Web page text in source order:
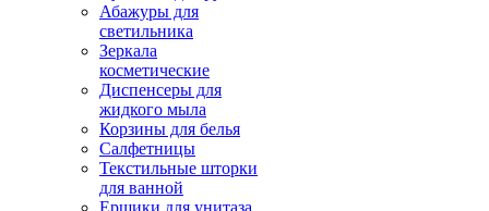
Абажуры для
светильника
Зеркала
косметические
Диспенсеры для
жидкого мыла
Корзины для белья
Салфетницы
Текстильные шторки
для ванной
Ершики для унитаза